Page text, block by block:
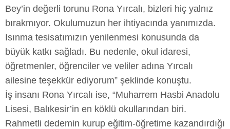
Bey’in değerli torunu Rona Yırcalı, bizleri hiç yalnız
bırakmıyor. Okulumuzun her ihtiyacında yanımızda.
Isınma tesisatımızın yenilenmesi konusunda da
büyük katkı sağladı. Bu nedenle, okul idaresi,
öğretmenler, öğrenciler ve veliler adına Yırcalı
ailesine teşekkür ediyorum” şeklinde konuştu.
İş insanı Rona Yırcalı ise, “Muharrem Hasbi Anadolu
Lisesi, Balıkesir’in en köklü okullarından biri.
Rahmetli dedemin kurup eğitim-öğretime kazandırdığı